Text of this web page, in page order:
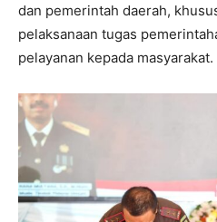
dan pemerintah daerah,
pelaksanaan tugas
pelayanan kepada masyarakat.